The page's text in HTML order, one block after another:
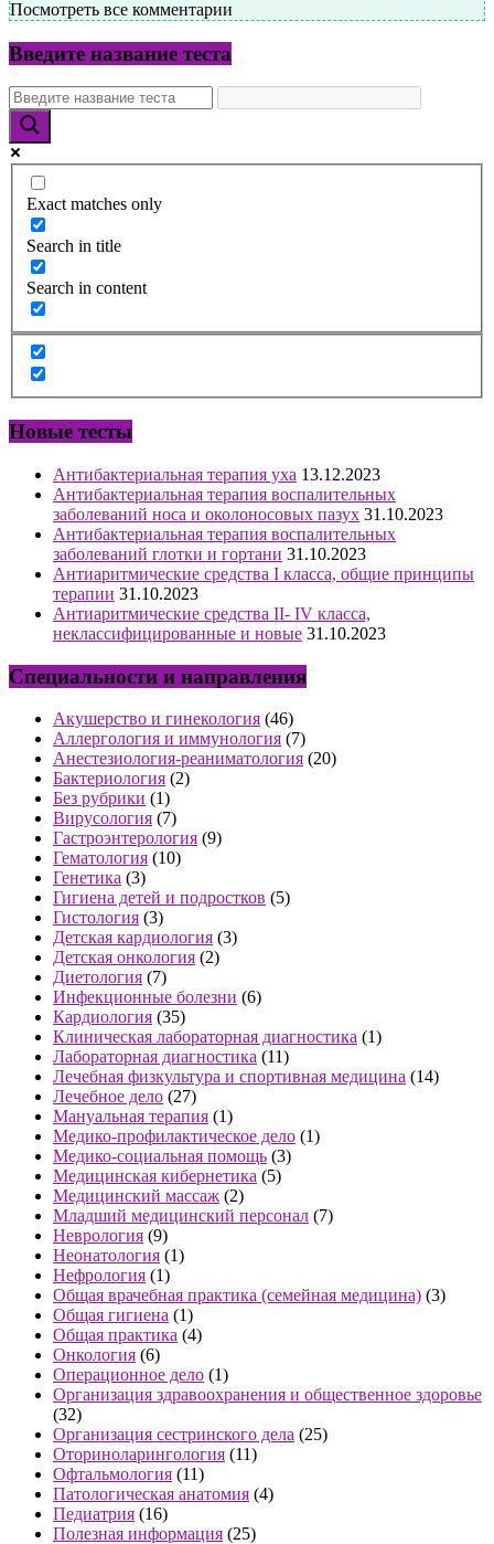
Посмотреть все комментарии
Введите название теста
Exact matches only
Search in title
Search in content
Новые тесты
Антибактериальная терапия уха 13.12.2023
Антибактериальная терапия воспалительных
заболеваний носа и околоносовых пазух 31.10.2023
Антибактериальная терапия воспалительных
заболеваний глотки и гортани 31.10.2023
Антиаритмические средства I класса, общие принципы
терапии 31.10.2023
Антиаритмические средства II- IV класса,
неклассифицированные и новые 31.10.2023
Специальности и направления
Акушерство и гинекология (46)
Аллергология и иммунология (7)
Анестезиология-реаниматология (20)
Бактериология (2)
Без рубрики (1)
Вирусология (7)
Гастроэнтерология (9)
Гематология (10)
Генетика (3)
Гигиена детей и подростков (5)
Гистология (3)
Детская кардиология (3)
Детская онкология (2)
Диетология (7)
Инфекционные болезни (6)
Кардиология (35)
Клиническая лабораторная диагностика (1)
Лабораторная диагностика (11)
Лечебная физкультура и спортивная медицина (14)
Лечебное дело (27)
Мануальная терапия (1)
Медико-профилактическое дело (1)
Медико-социальная помощь (3)
Медицинская кибернетика (5)
Медицинский массаж (2)
Младший медицинский персонал (7)
Неврология (9)
Неонатология (1)
Нефрология (1)
Общая врачебная практика (семейная медицина) (3)
Общая гигиена (1)
Общая практика (4)
Онкология (6)
Операционное дело (1)
Организация здравоохранения и общественное здоровье
(32)
Организация сестринского дела (25)
Оториноларингология (11)
Офтальмология (11)
Патологическая анатомия (4)
Педиатрия (16)
Полезная информация (25)